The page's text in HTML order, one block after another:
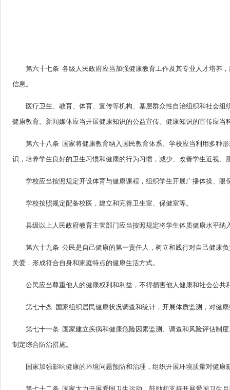
第六十七条 各级人民政府应当加强健康教育工作及其专业人才培养
信息。
医疗卫生、教育、体育、宣传等机构、基层群众性自治组织和社会
健康教育。新闻媒体应当开展健康知识的公益宣传。健康知识的宣传应当
第六十八条 国家将健康教育纳入国民教育体系。学校应当利用多种
识，培养学生良好的卫生习惯和健康的行为习惯，减少、改善学生近视、
学校应当按照规定开设体育与健康课程，组织学生开展广播体操、眼
学校按照规定配备校医，建立和完善卫生室、保健室等。
县级以上人民政府教育主管部门应当按照规定将学生体质健康水平纳
第六十九条 公民是自己健康的第一责任人，树立和践行对自己健康
关爱，形成符合自身和家庭特点的健康生活方式。
公民应当尊重他人的健康权利和利益，不得损害他人健康和社会公共
第七十条 国家组织居民健康状况调查和统计，开展体质监测，对健
第七十一条 国家建立疾病和健康危险因素监测、调查和风险评估制
制定综合防治措施。
国家加强影响健康的环境问题预防和治理，组织开展环境质量对健